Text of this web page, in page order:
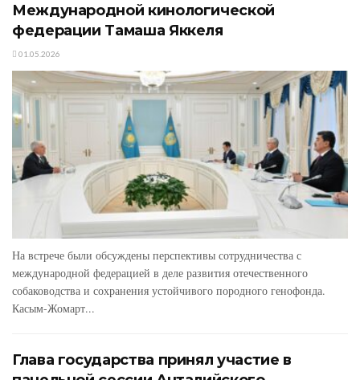
Международной кинологической
федерации Тамаша Яккеля
01.05.2026
На встрече были обсуждены перспективы сотрудничества с
международной федерацией в деле развития отечественного
собаководства и сохранения устойчивого породного генофонда.
Касым-Жомарт...
Глава государства принял участие в